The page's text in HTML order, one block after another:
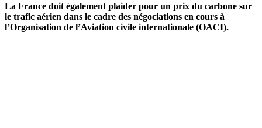
La France doit également plaider pour un prix du carbone sur
le trafic aérien dans le cadre des négociations en cours à
l’Organisation de l’Aviation civile internationale (OACI).